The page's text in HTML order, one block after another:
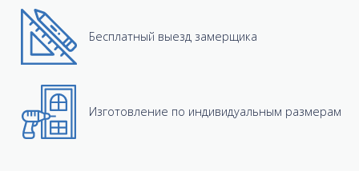
Бесплатный выезд замерщика
Изготовление по индивидуальным размерам